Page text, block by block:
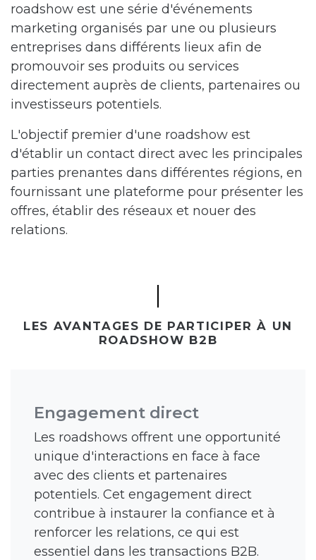
roadshow est une série d'événements
marketing organisés par une ou plusieurs
entreprises dans différents lieux afin de
promouvoir ses produits ou services
directement auprès de clients, partenaires ou
investisseurs potentiels.
L'objectif premier d'une roadshow est
d'établir un contact direct avec les principales
parties prenantes dans différentes régions, en
fournissant une plateforme pour présenter les
offres, établir des réseaux et nouer des
relations.
LES AVANTAGES DE PARTICIPER À UN
ROADSHOW B2B
Engagement direct
Les roadshows offrent une opportunité
unique d'interactions en face à face
avec des clients et partenaires
potentiels. Cet engagement direct
contribue à instaurer la confiance et à
renforcer les relations, ce qui est
essentiel dans les transactions B2B.